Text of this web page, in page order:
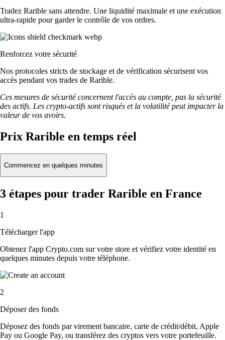
Tradez Rarible sans attendre. Une liquidité maximale et une exécution
ultra-rapide pour garder le contrôle de vos ordres.
Renforcez votre sécurité
Nos protocoles stricts de stockage et de vérification sécurisent vos
accès pendant vos trades de Rarible.
Ces mesures de sécurité concernent l'accès au compte, pas la sécurité
des actifs. Les crypto-actifs sont risqués et la volatilité peut impacter la
valeur de vos avoirs.
Prix Rarible en temps réel
Commencez en quelques minutes
3 étapes pour trader Rarible en France
1
Télécharger l'app
Obtenez l'app Crypto.com sur votre store et vérifiez votre identité en
quelques minutes depuis votre téléphone.
2
Déposer des fonds
Déposez des fonds par virement bancaire, carte de crédit/débit, Apple
Pay ou Google Pay, ou transférez des cryptos vers votre portefeuille.